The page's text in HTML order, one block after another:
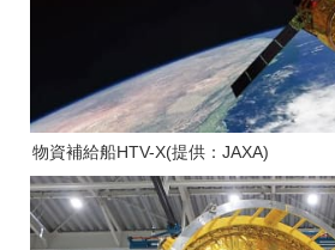
物資補給船HTV-X(提供：JAXA)